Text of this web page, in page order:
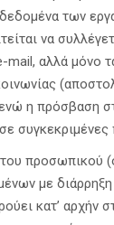
των
να
mail, αλλά μόνο
η πρόσβαση
προσωπικού
με
κατ’ αρχήν